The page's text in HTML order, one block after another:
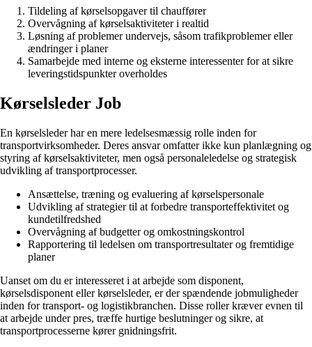
Tildeling af kørselsopgaver til chauffører
Overvågning af kørselsaktiviteter i realtid
Løsning af problemer undervejs, såsom trafikproblemer eller
ændringer i planer
Samarbejde med interne og eksterne interessenter for at sikre
leveringstidspunkter overholdes
Kørselsleder Job
En kørselsleder har en mere ledelsesmæssig rolle inden for
transportvirksomheder. Deres ansvar omfatter ikke kun planlægning og
styring af kørselsaktiviteter, men også personaleledelse og strategisk
udvikling af transportprocesser.
Ansættelse, træning og evaluering af kørselspersonale
Udvikling af strategier til at forbedre transporteffektivitet og
kundetilfredshed
Overvågning af budgetter og omkostningskontrol
Rapportering til ledelsen om transportresultater og fremtidige
planer
Uanset om du er interesseret i at arbejde som disponent,
kørselsdisponent eller kørselsleder, er der spændende jobmuligheder
inden for transport- og logistikbranchen. Disse roller kræver evnen til
at arbejde under pres, træffe hurtige beslutninger og sikre, at
transportprocesserne kører gnidningsfrit.